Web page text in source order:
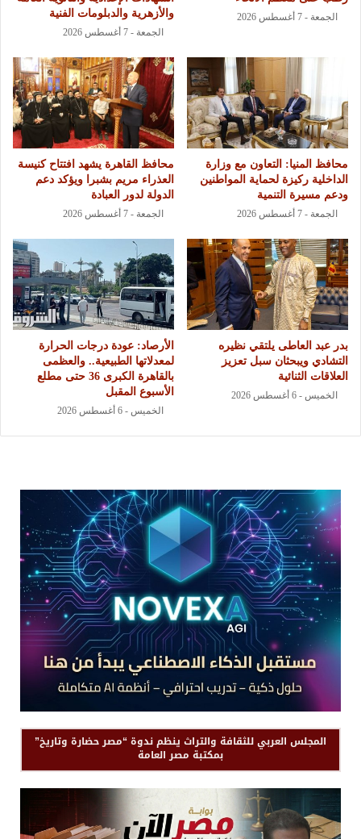
الجمعة - 7 أغسطس 2026
والأزهرية والدبلومات الفنية
الجمعة - 7 أغسطس 2026
محافظ المنيا: التعاون مع وزارة
الداخلية ركيزة لحماية المواطنين
ودعم مسيرة التنمية
الجمعة - 7 أغسطس 2026
محافظ القاهرة يشهد افتتاح كنيسة
العذراء مريم بشبرا ويؤكد دعم
الدولة لدور العبادة
الجمعة - 7 أغسطس 2026
بدر عبد العاطى يلتقي نظيره
التشادي ويبحثان سبل تعزيز
العلاقات الثنائية
الخميس - 6 أغسطس 2026
الأرصاد: عودة درجات الحرارة
لمعدلاتها الطبيعية.. والعظمى
بالقاهرة الكبرى 36 حتى مطلع
الأسبوع المقبل
الخميس - 6 أغسطس 2026
المجلس العربي للثقافة والتراث ينظم ندوة “مصر حضارة وتاريخ”
بمكتبة مصر العامة